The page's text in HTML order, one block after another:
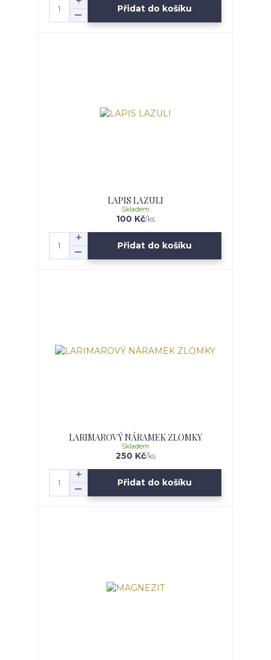
Přidat do košíku
LAPIS LAZULI
100 Kč/ks
Skladem
Přidat do košíku
LARIMAROVÝ NÁRAMEK ZLOMKY
250 Kč/ks
Skladem
Přidat do košíku